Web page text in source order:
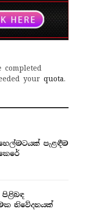
completed
your quota.
පැළඳීම
නිවේදනයක්